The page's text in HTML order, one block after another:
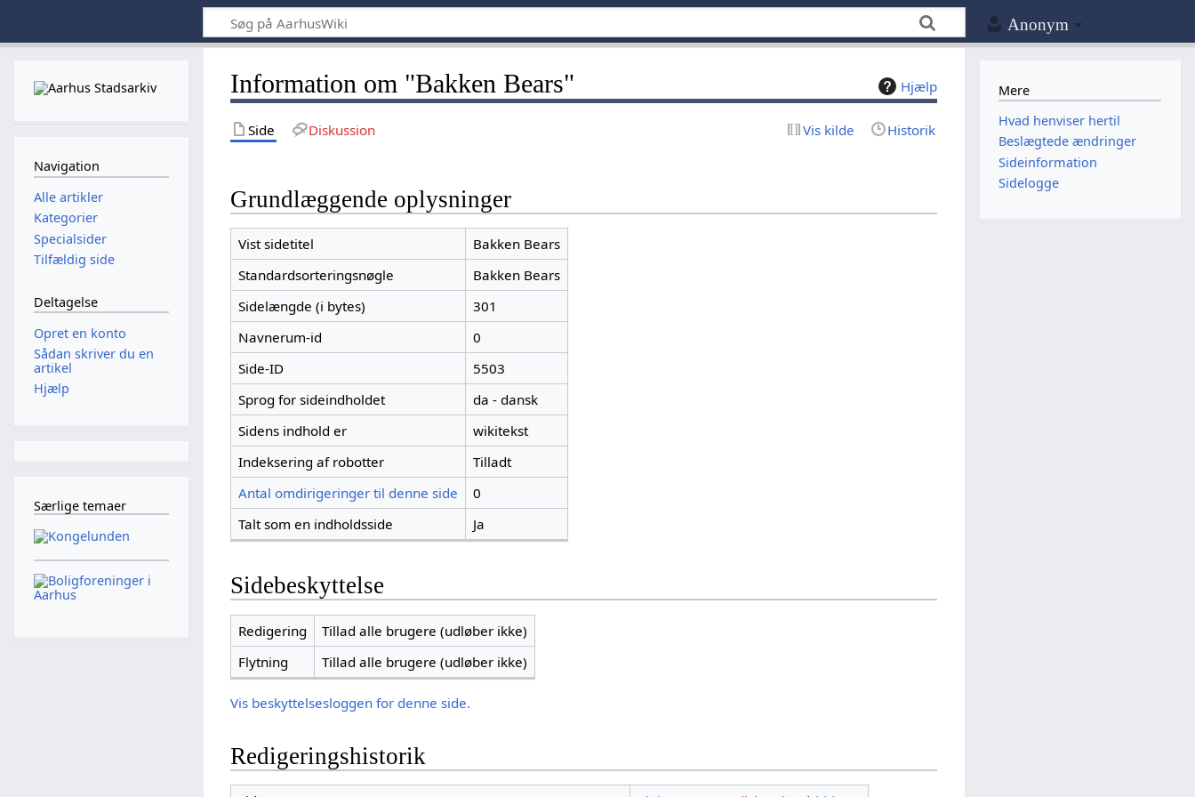
Anonym
Hjælp
Information om "Bakken Bears"
Side Diskussion Vis kilde Historik
Grundlæggende oplysninger
Vist sidetitel
Bakken Bears
Standardsorteringsnøgle
Bakken Bears
Sidelængde (i bytes)
301
Navnerum-id
0
Side-ID
5503
Sprog for sideindholdet
da - dansk
Sidens indhold er
wikitekst
Indeksering af robotter
Tilladt
Antal omdirigeringer til denne side
0
Talt som en indholdsside
Ja
Sidebeskyttelse
Redigering
Tillad alle brugere (udløber ikke)
Flytning
Tillad alle brugere (udløber ikke)
Vis beskyttelsesloggen for denne side.
Redigeringshistorik
Navigation
Alle artikler
Kategorier
Specialsider
Tilfældig side
Deltagelse
Opret en konto
Sådan skriver du en
artikel
Hjælp
Særlige temaer
Mere
Hvad henviser hertil
Beslægtede ændringer
Sideinformation
Sidelogge